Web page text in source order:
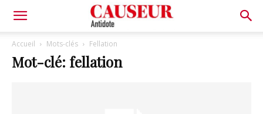
Antidote
Accueil Mots-clés Fellation
Mot-clé: fellation